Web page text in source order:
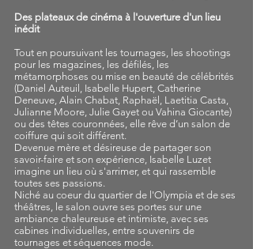
Des plateaux de cinéma à l'ouverture d'un lieu
inédit
Tout en poursuivant les tournages, les shootings
pour les magazines, les défilés, les
métamorphoses ou mise en beauté de célébrités
(Daniel Auteuil, Isabelle Hupert, Catherine
Deneuve, Alain Chabat, Raphaël, Laetitia Casta,
Julianne Moore, Julie Gayet ou Vahina Giocante)
ou des têtes couronnées, elle rêve d’un salon de
coiffure qui soit différent.
Devenue mère et désireuse de partager son
savoir-faire et son expérience, Isabelle Luzet
imagine un lieu où s'arrimer, et qui rassemble
toutes ses passions.
Niché au coeur du quartier de l'Olympia et de ses
théâtres, le salon ouvre ses portes sur une
ambiance chaleureuse et intimiste, avec ses
cabines individuelles, entre souvenirs de
tournages et séquences mode.